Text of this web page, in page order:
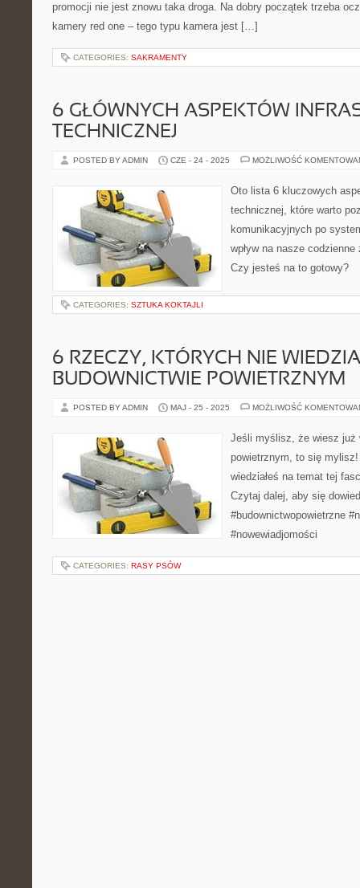
promocji nie jest znowu taka droga. Na dobry początek trzeba
kamery red one – tego typu kamera jest […]
CATEGORIES: SAKRAMENTY
6 GŁÓWNYCH ASPEKTÓW
TECHNICZNEJ
POSTED BY ADMIN CZE - 24 - 2025 MOŻLIWOŚĆ
Oto lista 6 kluczowych
technicznej, które warto
komunikacyjnych po
wpływ na nasze
Czy jesteś na to gotowy?
CATEGORIES: SZTUKA KOKTAJLI
6 RZECZY, KTÓRYCH NIE
BUDOWNICTWIE POWIETRZNYM
POSTED BY ADMIN MAJ - 25 - 2025 MOŻLIWOŚĆ
Jeśli myślisz, że wiesz już
powietrznym, to się
wiedziałeś na temat tej
Czytaj dalej, aby się
#budownictwopowietrzne
#nowewiadjomości
CATEGORIES: RASY PSÓW